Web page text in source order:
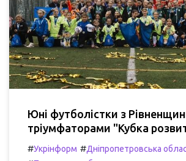
Юні футболістки з
тріумфаторами "Кубка
#Укрінформ #Дніпропетровська